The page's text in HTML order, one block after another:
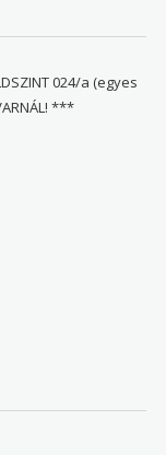
024/a (egyes
***